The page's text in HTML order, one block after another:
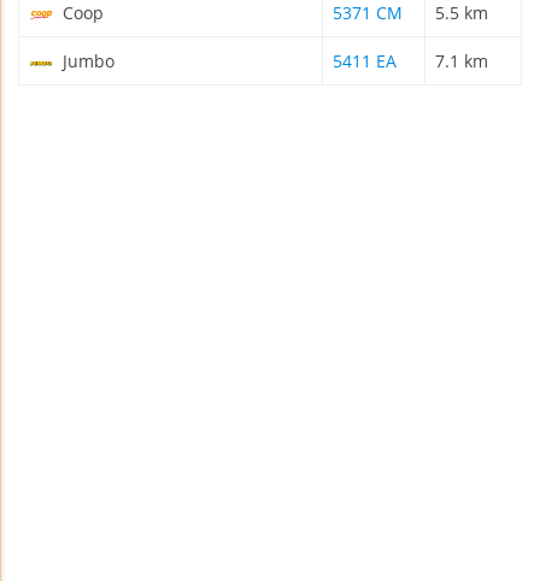
Coop 5371 CM 5.5 km
Jumbo 5411 EA 7.1 km